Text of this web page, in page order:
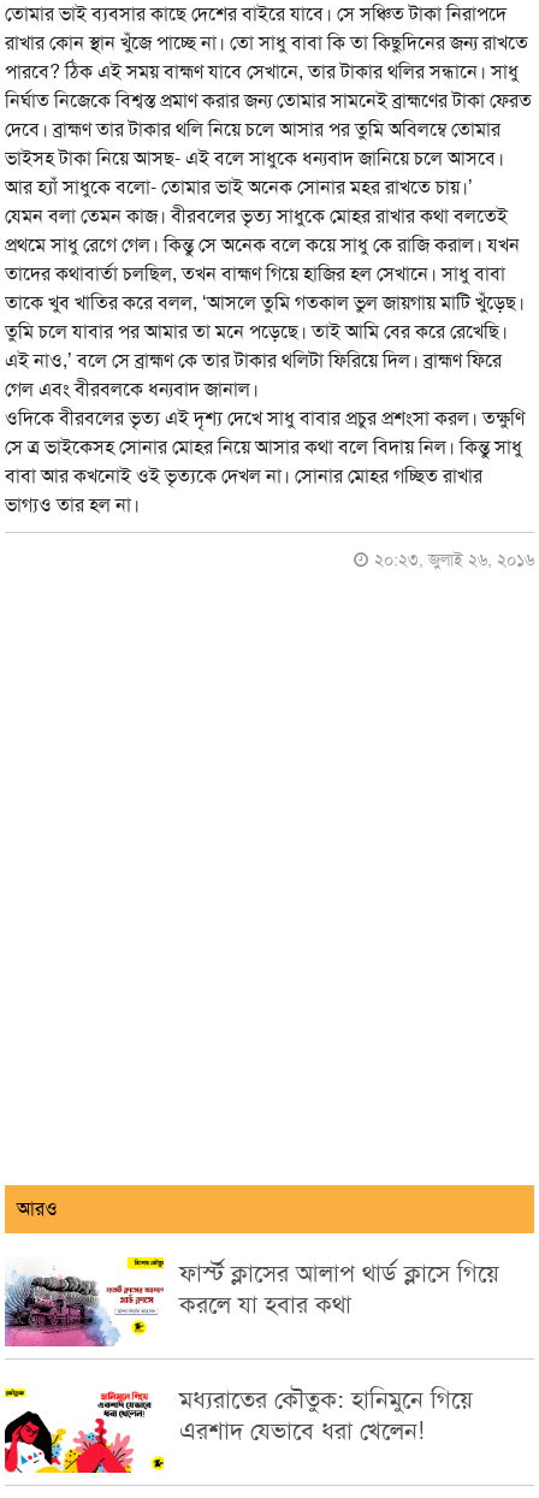
তোমার ভাই ব্যবসার কাছে দেশের বাইরে যাবে। সে সঞ্চিত টাকা নিরাপদে
রাখার কোন স্থান খুঁজে পাচ্ছে না। তো সাধু বাবা কি তা কিছুদিনের জন্য রাখতে
পারবে? ঠিক এই সময় বাহ্মণ যাবে সেখানে, তার টাকার থলির সন্ধানে। সাধু
নির্ঘাত নিজেকে বিশ্বস্ত প্রমাণ করার জন্য তোমার সামনেই ব্রাহ্মণের টাকা ফেরত
দেবে। ব্রাহ্মণ তার টাকার থলি নিয়ে চলে আসার পর তুমি অবিলম্বে তোমার
ভাইসহ টাকা নিয়ে আসছ- এই বলে সাধুকে ধন্যবাদ জানিয়ে চলে আসবে।
আর হ্যাঁ সাধুকে বলো- তোমার ভাই অনেক সোনার মহর রাখতে চায়।’
যেমন বলা তেমন কাজ। বীরবলের ভৃত্য সাধুকে মোহর রাখার কথা বলতেই
প্রথমে সাধু রেগে গেল। কিন্তু সে অনেক বলে কয়ে সাধু কে রাজি করাল। যখন
তাদের কথাবার্তা চলছিল, তখন বাহ্মণ গিয়ে হাজির হল সেখানে। সাধু বাবা
তাকে খুব খাতির করে বলল, ‘আসলে তুমি গতকাল ভুল জায়গায় মাটি খুঁড়েছ।
তুমি চলে যাবার পর আমার তা মনে পড়েছে। তাই আমি বের করে রেখেছি।
এই নাও,’ বলে সে ব্রাহ্মণ কে তার টাকার থলিটা ফিরিয়ে দিল। ব্রাহ্মণ ফিরে
গেল এবং বীরবলকে ধন্যবাদ জানাল।
ওদিকে বীরবলের ভৃত্য এই দৃশ্য দেখে সাধু বাবার প্রচুর প্রশংসা করল। তক্ষুণি
সে ত্র ভাইকেসহ সোনার মোহর নিয়ে আসার কথা বলে বিদায় নিল। কিন্তু সাধু
বাবা আর কখনোই ওই ভৃত্যকে দেখল না। সোনার মোহর গচ্ছিত রাখার
ভাগ্যও তার হল না।
২০:২৩, জুলাই ২৬, ২০১৬
আরও
ফার্স্ট ক্লাসের আলাপ থার্ড ক্লাসে গিয়ে
করলে যা হবার কথা
মধ্যরাতের কৌতুক: হানিমুনে গিয়ে
এরশাদ যেভাবে ধরা খেলেন!